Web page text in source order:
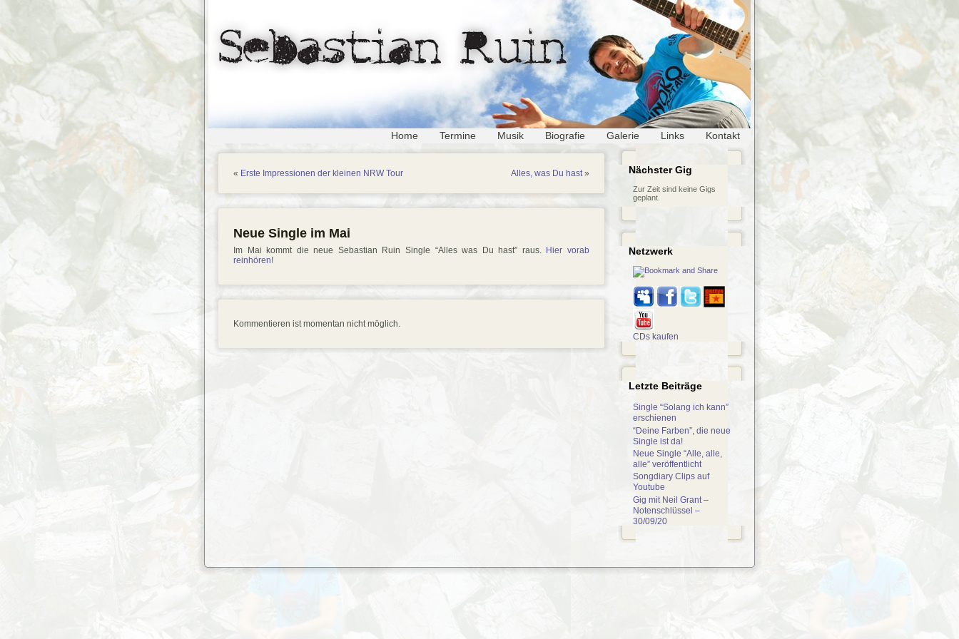
Home Termine Musik Biografie Galerie Links Kontakt
« Erste Impressionen der kleinen NRW Tour Alles, was Du hast»
Neue Single im Mai
Im Mai kommt die neue Sebastian Ruin Single “Alles was Du hast” raus. Hier vorab
reinhören!
Kommentieren ist momentan nicht möglich.
Nächster Gig
Zur Zeit sind keine Gigs
geplant.
Netzwerk
CDs kaufen
Letzte Beiträge
Single “Solang ich kann”
erschienen
“Deine Farben”, die neue
Single ist da!
Neue Single “Alle, alle,
alle” veröffentlicht
Songdiary Clips auf
Youtube
Gig mit Neil Grant –
Notenschlüssel –
30/09/20